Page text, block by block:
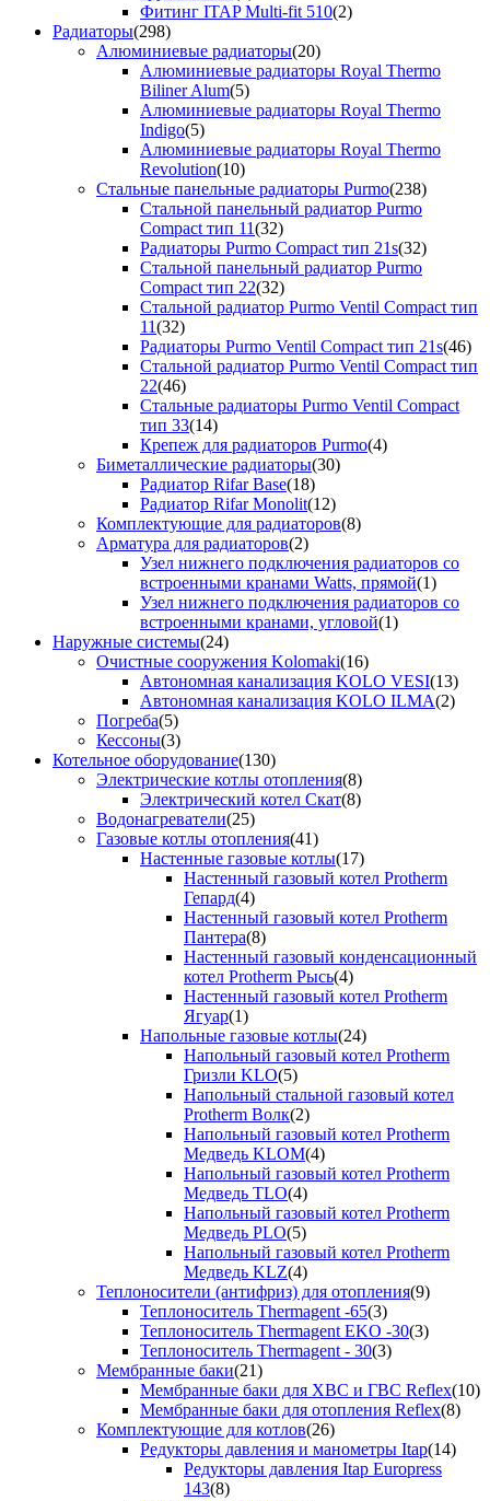
Фитинг ITAP Multi-fit 510(2)
Радиаторы(298)
Алюминиевые радиаторы(20)
Алюминиевые радиаторы Royal Thermo
Biliner Alum(5)
Алюминиевые радиаторы Royal Thermo
Indigo(5)
Алюминиевые радиаторы Royal Thermo
Revolution(10)
Стальные панельные радиаторы Purmo(238)
Стальной панельный радиатор Purmo
Compact тип 11(32)
Радиаторы Purmo Compact тип 21s(32)
Стальной панельный радиатор Purmo
Compact тип 22(32)
Стальной радиатор Purmo Ventil Compact тип
11(32)
Радиаторы Purmo Ventil Compact тип 21s(46)
Стальной радиатор Purmo Ventil Compact тип
22(46)
Стальные радиаторы Purmo Ventil Compact
тип 33(14)
Крепеж для радиаторов Purmo(4)
Биметаллические радиаторы(30)
Радиатор Rifar Base(18)
Радиатор Rifar Monolit(12)
Комплектующие для радиаторов(8)
Арматура для радиаторов(2)
Узел нижнего подключения радиаторов со
встроенными кранами Watts, прямой(1)
Узел нижнего подключения радиаторов со
встроенными кранами, угловой(1)
Наружные системы(24)
Очистные сооружения Kolomaki(16)
Автономная канализация KOLO VESI(13)
Автономная канализация KOLO ILMA(2)
Погреба(5)
Кессоны(3)
Котельное оборудование(130)
Электрические котлы отопления(8)
Электрический котел Скат(8)
Водонагреватели(25)
Газовые котлы отопления(41)
Настенные газовые котлы(17)
Настенный газовый котел Protherm
Гепард(4)
Настенный газовый котел Protherm
Пантера(8)
Настенный газовый конденсационный
котел Protherm Рысь(4)
Настенный газовый котел Protherm
Ягуар(1)
Напольные газовые котлы(24)
Напольный газовый котел Protherm
Гризли KLO(5)
Напольный стальной газовый котел
Protherm Волк(2)
Напольный газовый котел Protherm
Медведь KLOM(4)
Напольный газовый котел Protherm
Медведь TLO(4)
Напольный газовый котел Protherm
Медведь PLO(5)
Напольный газовый котел Protherm
Медведь KLZ(4)
Теплоносители (антифриз) для отопления(9)
Теплоноситель Thermagent -65(3)
Теплоноситель Thermagent EKO -30(3)
Теплоноситель Thermagent - 30(3)
Мембранные баки(21)
Мембранные баки для ХВС и ГВС Reflex(10)
Мембранные баки для отопления Reflex(8)
Комплектующие для котлов(26)
Редукторы давления и манометры Itap(14)
Редукторы давления Itap Europress
143(8)